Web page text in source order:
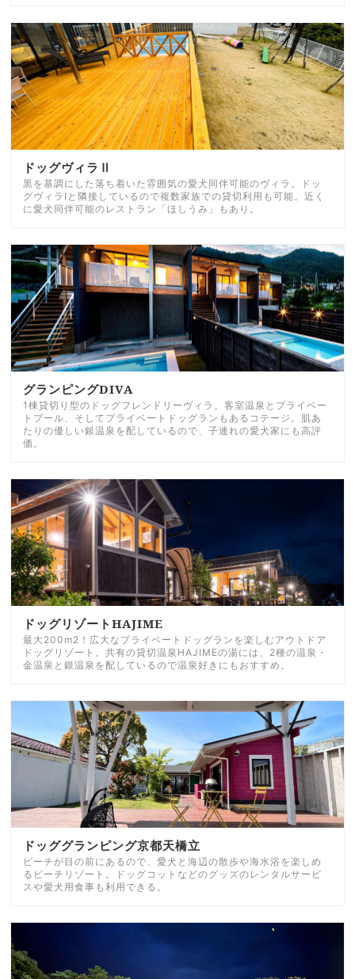
ドッグヴィラⅡ
黒を基調にした落ち着いた雰囲気の愛犬同伴可能のヴィラ。ドッ
グヴィラⅠと隣接しているので複数家族での貸切利用も可能。近く
に愛犬同伴可能のレストラン「ほしうみ」もあり。
グランピングDIVA
1棟貸切り型のドッグフレンドリーヴィラ。客室温泉とプライベー
トプール、そしてプライベートドッグランもあるコテージ。肌あ
たりの優しい銀温泉を配しているので、子連れの愛犬家にも高評
価。
ドッグリゾートHAJIME
最大200m2！広大なプライベートドッグランを楽しむアウトドア
ドッグリゾート。共有の貸切温泉HAJIMEの湯には、2種の温泉・
金温泉と銀温泉を配しているので温泉好きにもおすすめ。
ドッググランピング京都天橋立
ビーチが目の前にあるので、愛犬と海辺の散歩や海水浴を楽しめ
るビーチリゾート。ドッグコットなどのグッズのレンタルサービ
スや愛犬用食事も利用できる。